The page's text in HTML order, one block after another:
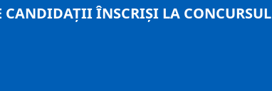
CANDIDAŢII ÎNSCRIŞI LA CONCURSUL